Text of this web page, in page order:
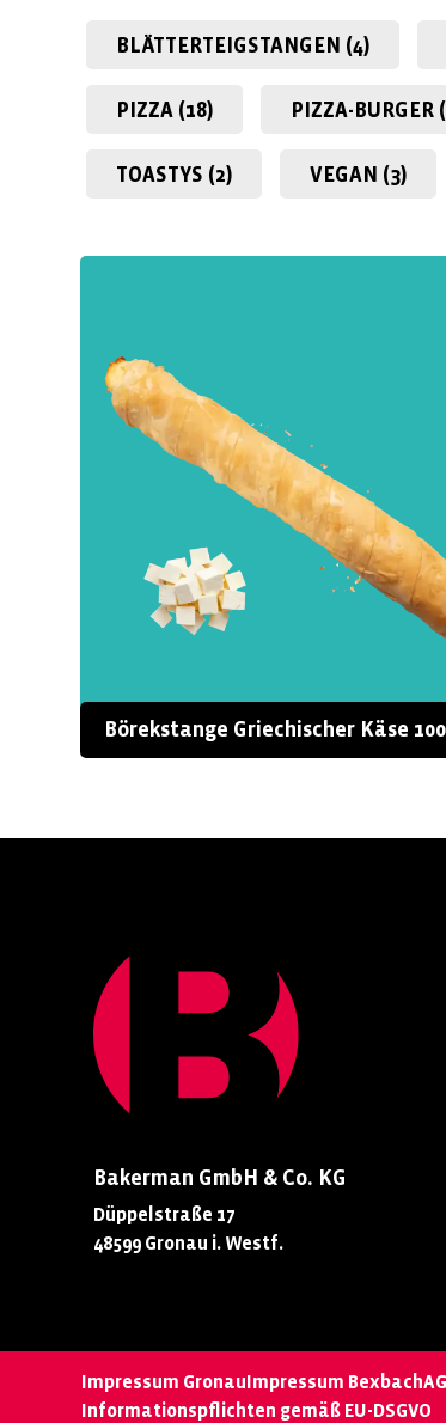
BLÄTTERTEIG­­STANGEN (4)
PIZZA (18) PIZZA-BURGER
TOASTYS (2) VEGAN (3)
Börekstange Griechischer Käse
Bakerman GmbH & Co. KG
Düppelstraße 17
48599 Gronau i. Westf.
Impressum GronauImpressum Bexbach
Informationspflichten gemäß EU-DSGVO